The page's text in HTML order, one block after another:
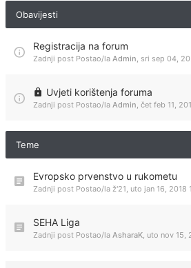
Obavijesti
Registracija na forum
Zadnji post Postao/la Admin, sri sep 04,
Uvjeti korištenja foruma
Zadnji post Postao/la Admin, čet feb 11,
Teme
Evropsko prvenstvo u rukometu
Zadnji post Postao/la ž'21, uto jan 16, 2018
SEHA Liga
Zadnji post Postao/la AsharaK, uto nov 15,